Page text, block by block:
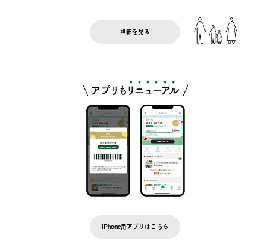
詳細を見る
iPhone用アプリはこちら